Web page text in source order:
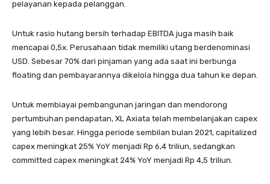
pelayanan kepada pelanggan.
Untuk rasio hutang bersih terhadap EBITDA juga masih baik
mencapai 0,5x. Perusahaan tidak memiliki utang berdenominasi
USD. Sebesar 70% dari pinjaman yang ada saat ini berbunga
floating dan pembayarannya dikelola hingga dua tahun ke depan.
Untuk membiayai pembangunan jaringan dan mendorong
pertumbuhan pendapatan, XL Axiata telah membelanjakan capex
yang lebih besar. Hingga periode sembilan bulan 2021, capitalized
capex meningkat 25% YoY menjadi Rp 6,4 triliun, sedangkan
committed capex meningkat 24% YoY menjadi Rp 4,5 triliun.